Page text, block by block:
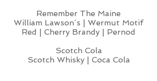
Remember The Maine
William Lawson´s | Wermut Motif
Red | Cherry Brandy | Pernod
Scotch Cola
Scotch Whisky | Coca Cola